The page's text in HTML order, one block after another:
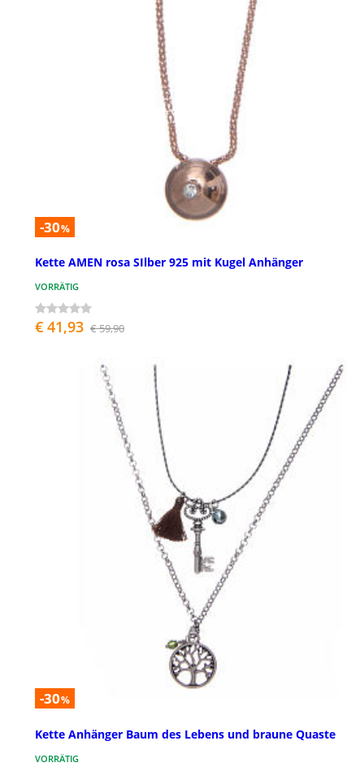
-30%
Kette AMEN rosa SIlber 925 mit Kugel Anhänger
VORRÄTIG
€ 41,93 € 59,90
-30%
Kette Anhänger Baum des Lebens und braune Quaste
VORRÄTIG